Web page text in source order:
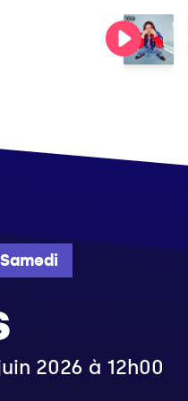
Samedi
2026 à 12h00